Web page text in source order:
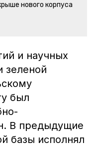
нового корпуса
и научных
зеленой
был
В предыдущие
базы исполнял